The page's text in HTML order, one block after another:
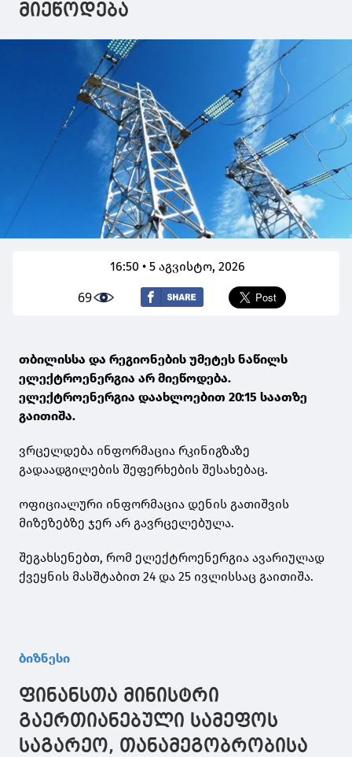
მიეწოდება
16:50 • 5 აგვისტო, 2026
69
თბილისსა და რეგიონების უმეტეს ნაწილს
ელექტროენერგია არ მიეწოდება.
ელექტროენერგია დაახლოებით 20:15 საათზე
გაითიშა.
ვრცელდება ინფორმაცია რკინიგზაზე
გადაადგილების შეფერხების შესახებაც.
ოფიციალური ინფორმაცია დენის გათიშვის
მიზეზებზე ჯერ არ გავრცელებულა.
შეგახსენებთ, რომ ელექტროენერგია ავარიულად
ქვეყნის მასშტაბით 24 და 25 ივლისსაც გაითიშა.
ბიზნესი
ფინანსთა მინისტრი
გაერთიანებული სამეფოს
საგარეო, თანამეგობრობისა